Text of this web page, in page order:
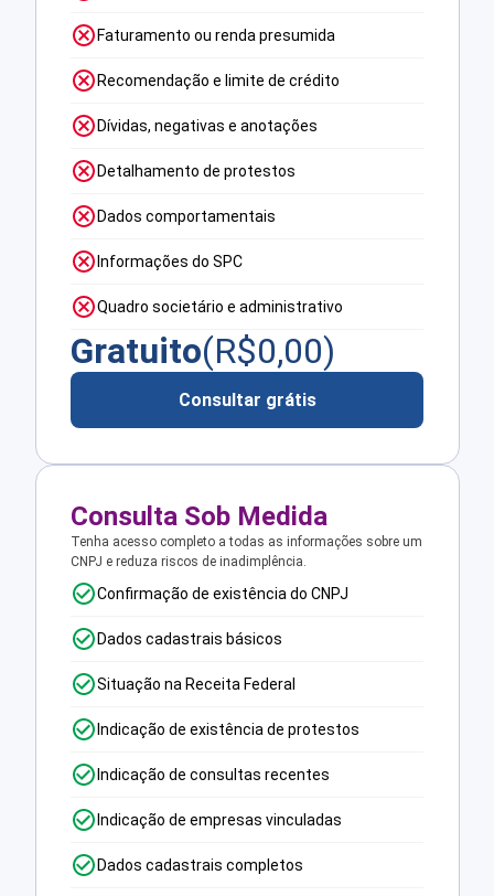
Faturamento ou renda presumida
Recomendação e limite de crédito
Dívidas, negativas e anotações
Detalhamento de protestos
Dados comportamentais
Informações do SPC
Quadro societário e administrativo
Gratuito(R$0,00)
Consultar grátis
Consulta Sob Medida
Tenha acesso completo a todas as informações sobre um
CNPJ e reduza riscos de inadimplência.
Confirmação de existência do CNPJ
Dados cadastrais básicos
Situação na Receita Federal
Indicação de existência de protestos
Indicação de consultas recentes
Indicação de empresas vinculadas
Dados cadastrais completos